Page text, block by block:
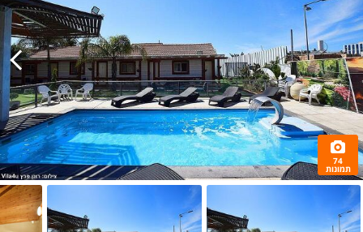
74
תמונות